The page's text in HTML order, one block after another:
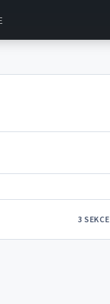
3 SEKCE